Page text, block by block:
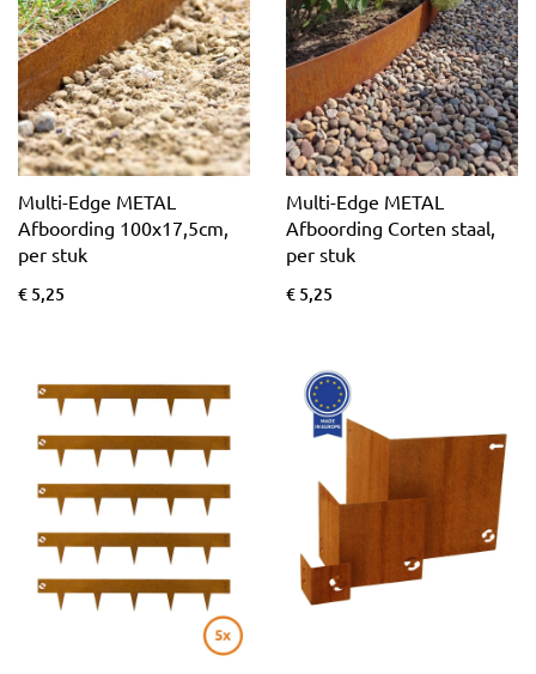
zijn allemaal eenvoudig zelf aan te
leggen en hebben een stijlvolle
uitstraling. Dit geldt zowel voor de
metalen kantopsluiting als voor de
kunststof kantopsluiting. Bekijk hier alle
producten vanMulti-Edge!
Multi-Edge METAL
Afboording 100x17,5cm,
per stuk
€ 5,25
Multi-Edge METAL
Afboording Corten staal,
per stuk
€ 5,25